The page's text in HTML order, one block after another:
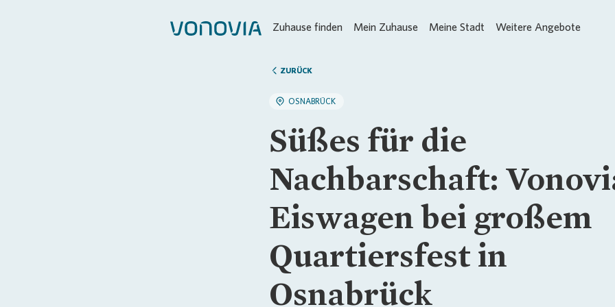
Zuhause finden Mein Zuhause Meine Stadt Weitere Angebote
ZURÜCK
OSNABRÜCK
Süßes für die
Nachbarschaft:
Eiswagen bei großem
Quartiersfest in
Osnabrück